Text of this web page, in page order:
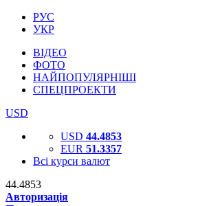
РУС
УКР
ВІДЕО
ФОТО
НАЙПОПУЛЯРНІШІ
СПЕЦПРОЕКТИ
USD
USD 44.4853
EUR 51.3357
Всі курси валют
44.4853
Авторизація